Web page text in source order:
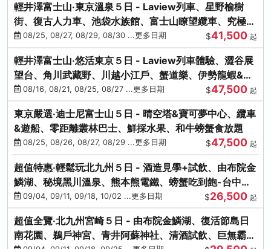
輕井澤富士山‧東京溫泉５日 - Laview列車、星野榆樹
街、復古人力車、池袋水族館、富士山瞭望纜車、究極海
鮮食放題
08/25, 08/27, 08/29, 08/30 ...更多日期 $41,500 起
輕井澤富士山‧悠活東京５日 - Laview列車體驗、澀谷展
望台、角川武藏野、川越小江戶、蟹道樂、伊勢龍蝦&海
膽生魚片
08/16, 08/21, 08/25, 08/27 ...更多日期 $47,500 起
東京嚴選‧迪士尼富士山５日 - 晴空塔&寶可夢中心、纜車
&遊船、零距離叢林巴士、鮮採水果、和牛螃蟹食放題
08/25, 08/26, 08/27, 08/29 ...更多日期 $47,500 起
超值特惠‧輕鬆玩北九州５日 - 酒造見學+試飲、由布院金
鱗湖、秘境黑川溫泉、熊本熊電鐵、螃蟹吃到飽-台中出
發09/04, 09/11, 09/18, 10/02 ...更多日期 $26,500 起
超值全覽‧北九州宮崎５日 - 由布院金鱗湖、復活節島日
南花園、鵜戶神宮、青井阿蘇神社、清酒試飲、巨無霸熊